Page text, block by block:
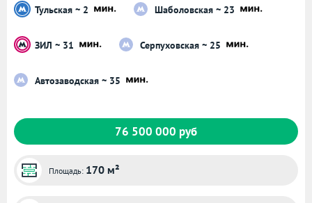
Тульская ~ 2
Шаболовская ~ 23
ЗИЛ ~ 31 Серпуховская ~ 25
Автозаводская ~ 35
76 500 000 руб
Площадь: 170 м²